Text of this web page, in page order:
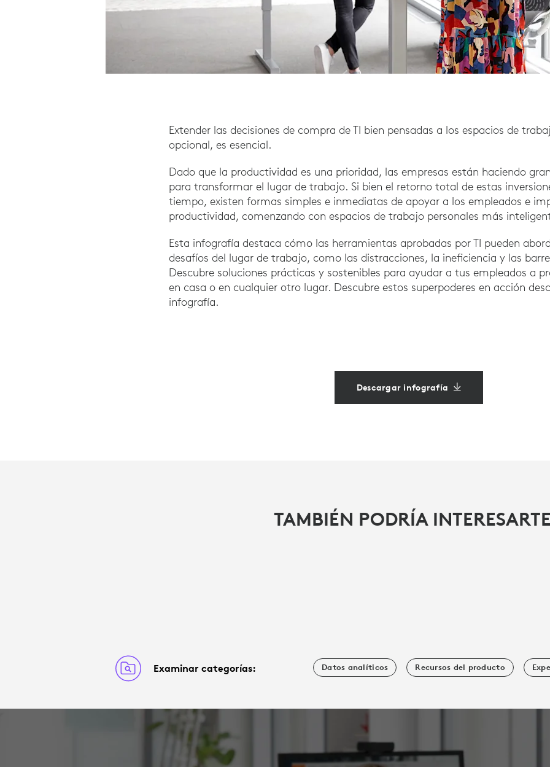
Extender las decisiones de compra de TI bien pensadas a los espacios de
opcional, es esencial.
Dado que la productividad es una prioridad, las empresas están haciendo
para transformar el lugar de trabajo. Si bien el retorno total de estas
tiempo, existen formas simples e inmediatas de apoyar a los empleados e
productividad, comenzando con espacios de trabajo personales más
Esta infografía destaca cómo las herramientas aprobadas por TI pueden
desafíos del lugar de trabajo, como las distracciones, la ineficiencia y las
Descubre soluciones prácticas y sostenibles para ayudar a tus empleados a
en casa o en cualquier otro lugar. Descubre estos superpoderes en acción
infografía.
Descargar infografía
TAMBIÉN PODRÍA
Examinar categorías: Datos analíticos Recursos del producto